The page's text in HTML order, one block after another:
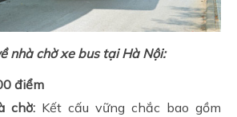
nhà chờ xe bus tại Hà Nội:
điểm
chờ: Kết cấu vững chắc bao gồm